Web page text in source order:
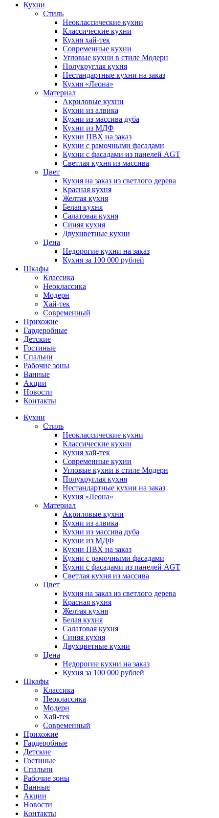
Кухни
Стиль
Неоклассические кухни
Классические кухни
Кухня хай-тек
Современные кухни
Угловые кухни в стиле Модерн
Полукруглая кухня
Нестандартные кухни на заказ
Кухня «Леона»
Материал
Акриловые кухни
Кухни из алвика
Кухни из массива дуба
Кухни из МДФ
Кухни ПВХ на заказ
Кухни с рамочными фасадами
Кухни с фасадами из панелей AGT
Светлая кухня из массива
Цвет
Кухня на заказ из светлого дерева
Красная кухня
Желтая кухня
Белая кухня
Салатовая кухня
Синяя кухня
Двухцветные кухни
Цена
Недорогие кухни на заказ
Кухня за 100 000 рублей
Шкафы
Классика
Неоклассика
Модерн
Хай-тек
Современный
Прихожие
Гардеробные
Детские
Гостиные
Спальни
Рабочие зоны
Ванные
Акции
Новости
Контакты
Кухни
Стиль
Неоклассические кухни
Классические кухни
Кухня хай-тек
Современные кухни
Угловые кухни в стиле Модерн
Полукруглая кухня
Нестандартные кухни на заказ
Кухня «Леона»
Материал
Акриловые кухни
Кухни из алвика
Кухни из массива дуба
Кухни из МДФ
Кухни ПВХ на заказ
Кухни с рамочными фасадами
Кухни с фасадами из панелей AGT
Светлая кухня из массива
Цвет
Кухня на заказ из светлого дерева
Красная кухня
Желтая кухня
Белая кухня
Салатовая кухня
Синяя кухня
Двухцветные кухни
Цена
Недорогие кухни на заказ
Кухня за 100 000 рублей
Шкафы
Классика
Неоклассика
Модерн
Хай-тек
Современный
Прихожие
Гардеробные
Детские
Гостиные
Спальни
Рабочие зоны
Ванные
Акции
Новости
Контакты